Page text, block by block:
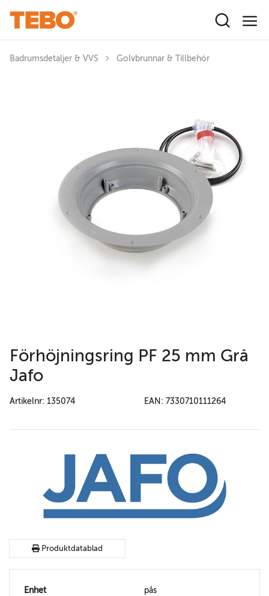
Badrumsdetaljer & VVS Golvbrunnar & Tillbehör
Förhöjningsring PF 25 mm Grå
Jafo
Artikelnr: 135074 EAN: 7330710111264
Produktdatablad
Enhet pås